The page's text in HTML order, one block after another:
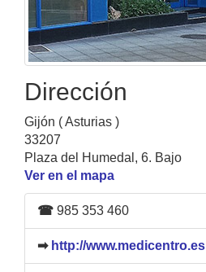
Dirección
Gijón ( Asturias )
33207
Plaza del Humedal, 6. Bajo
Ver en el mapa
☎ 985 353 460
➡ http://www.medicentro.es